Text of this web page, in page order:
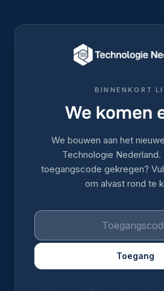
BINNENKORT
We komen
We bouwen aan het
Technologie Nederland.
toegangscode gekregen?
om alvast rond te
Toegang